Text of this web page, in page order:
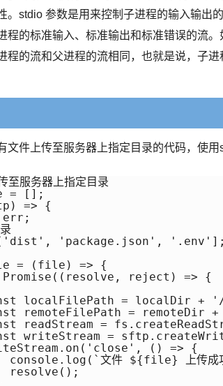
。stdio 参数是用来控制子进程的输入输出
程的标准输入、标准输出和标准错误的流
程的流和父进程的流相同，也就是说，子
件上传至服务器上指定目录的代码，使用
服务器上指定目录
= [];
=> {
'package.json', '.env'];
= (file) => {
reject) => {
localFilePath = localDir +
remoteFilePath = remoteDir +
readStream =
writeStream =
() => {
文件 ${file} 上传成
resolve();